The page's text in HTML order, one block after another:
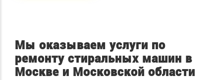
Мы оказываем услуги по
ремонту стиральных машин в
Москве и Московской области